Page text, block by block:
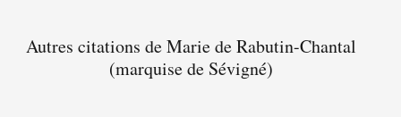
Autres citations de Marie de Rabutin-Chantal
(marquise de Sévigné)